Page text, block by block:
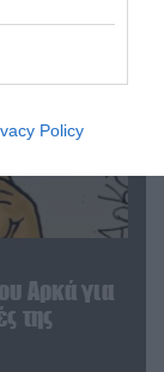
Policy
Αρκά για
της